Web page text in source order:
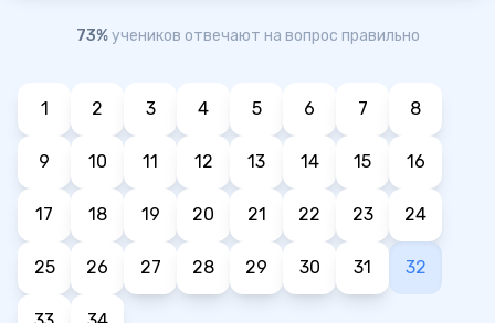
73%учеников отвечают на вопрос правильно
1 2 3 4 5 6 7 8
9 10 11 12 13 14 15 16
17 18 19 20 21 22 23 24
25 26 27 28 29 30 31 32